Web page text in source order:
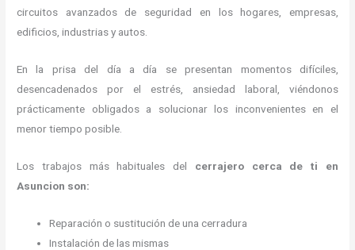
circuitos avanzados de seguridad en los hogares, empresas,
edificios, industrias y autos.
En la prisa del día a día se presentan momentos difíciles,
desencadenados por el estrés, ansiedad laboral, viéndonos
prácticamente obligados a solucionar los inconvenientes en el
menor tiempo posible.
Los trabajos más habituales del cerrajero cerca de ti en
Asuncion son:
Reparación o sustitución de una cerradura
Instalación de las mismas